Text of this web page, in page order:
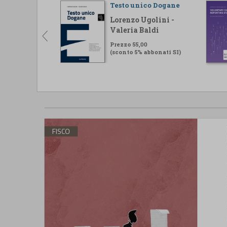
Testo unico Dogane
Lorenzo Ugolini -
Valeria Baldi
Prezzo 55,00
(sconto 5% abbonati SI)
FISCO